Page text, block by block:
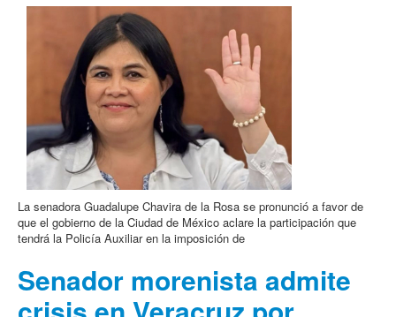
La senadora Guadalupe Chavira de la Rosa se pronunció a favor de
que el gobierno de la Ciudad de México aclare la participación que
tendrá la Policía Auxiliar en la imposición de
Senador morenista admite